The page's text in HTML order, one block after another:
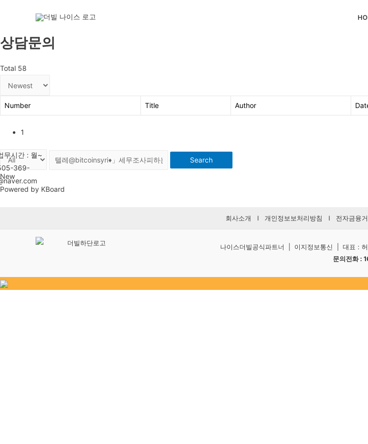
상담문의
Total 58
Number Title Author
1
Search
New
Powered by KBoard
회사소개 I 개인정보보처리방침 I 전자금융
나이스더빌공식파트너 | 이지정보통신 | 대표 :
문의전화 :